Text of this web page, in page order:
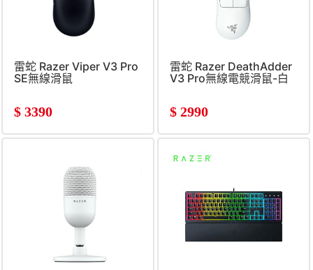
雷蛇 Razer Viper V3 Pro
SE無線滑鼠
$ 3390
雷蛇 Razer DeathAdder
V3 Pro無線電競滑鼠-白
$ 2990